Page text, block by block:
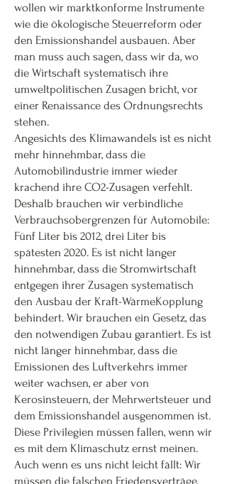
wollen wir marktkonforme Instrumente
wie die ökologische Steuerreform oder
den Emissionshandel ausbauen. Aber
man muss auch sagen, dass wir da, wo
die Wirtschaft systematisch ihre
umweltpolitischen Zusagen bricht, vor
einer Renaissance des Ordnungsrechts
stehen.
Angesichts des Klimawandels ist es nicht
mehr hinnehmbar, dass die
Automobilindustrie immer wieder
krachend ihre CO2-Zusagen verfehlt.
Deshalb brauchen wir verbindliche
Verbrauchsobergrenzen für Automobile:
Fünf Liter bis 2012, drei Liter bis
spätesten 2020. Es ist nicht länger
hinnehmbar, dass die Stromwirtschaft
entgegen ihrer Zusagen systematisch
den Ausbau der Kraft-WärmeKopplung
behindert. Wir brauchen ein Gesetz, das
den notwendigen Zubau garantiert. Es ist
nicht länger hinnehmbar, dass die
Emissionen des Luftverkehrs immer
weiter wachsen, er aber von
Kerosinsteuern, der Mehrwertsteuer und
dem Emissionshandel ausgenommen ist.
Diese Privilegien müssen fallen, wenn wir
es mit dem Klimaschutz ernst meinen.
Auch wenn es uns nicht leicht fällt: Wir
müssen die falschen Friedensverträge,